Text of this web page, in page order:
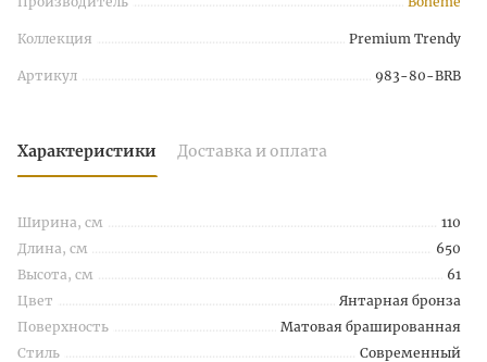
Коллекция Premium Trendy
Артикул 983-80-BRB
Характеристики Доставка и оплата
Ширина, см
110
Длина, см
650
Высота, см
61
Цвет
Янтарная бронза
Поверхность
Матовая брашированная
Стиль
Современный